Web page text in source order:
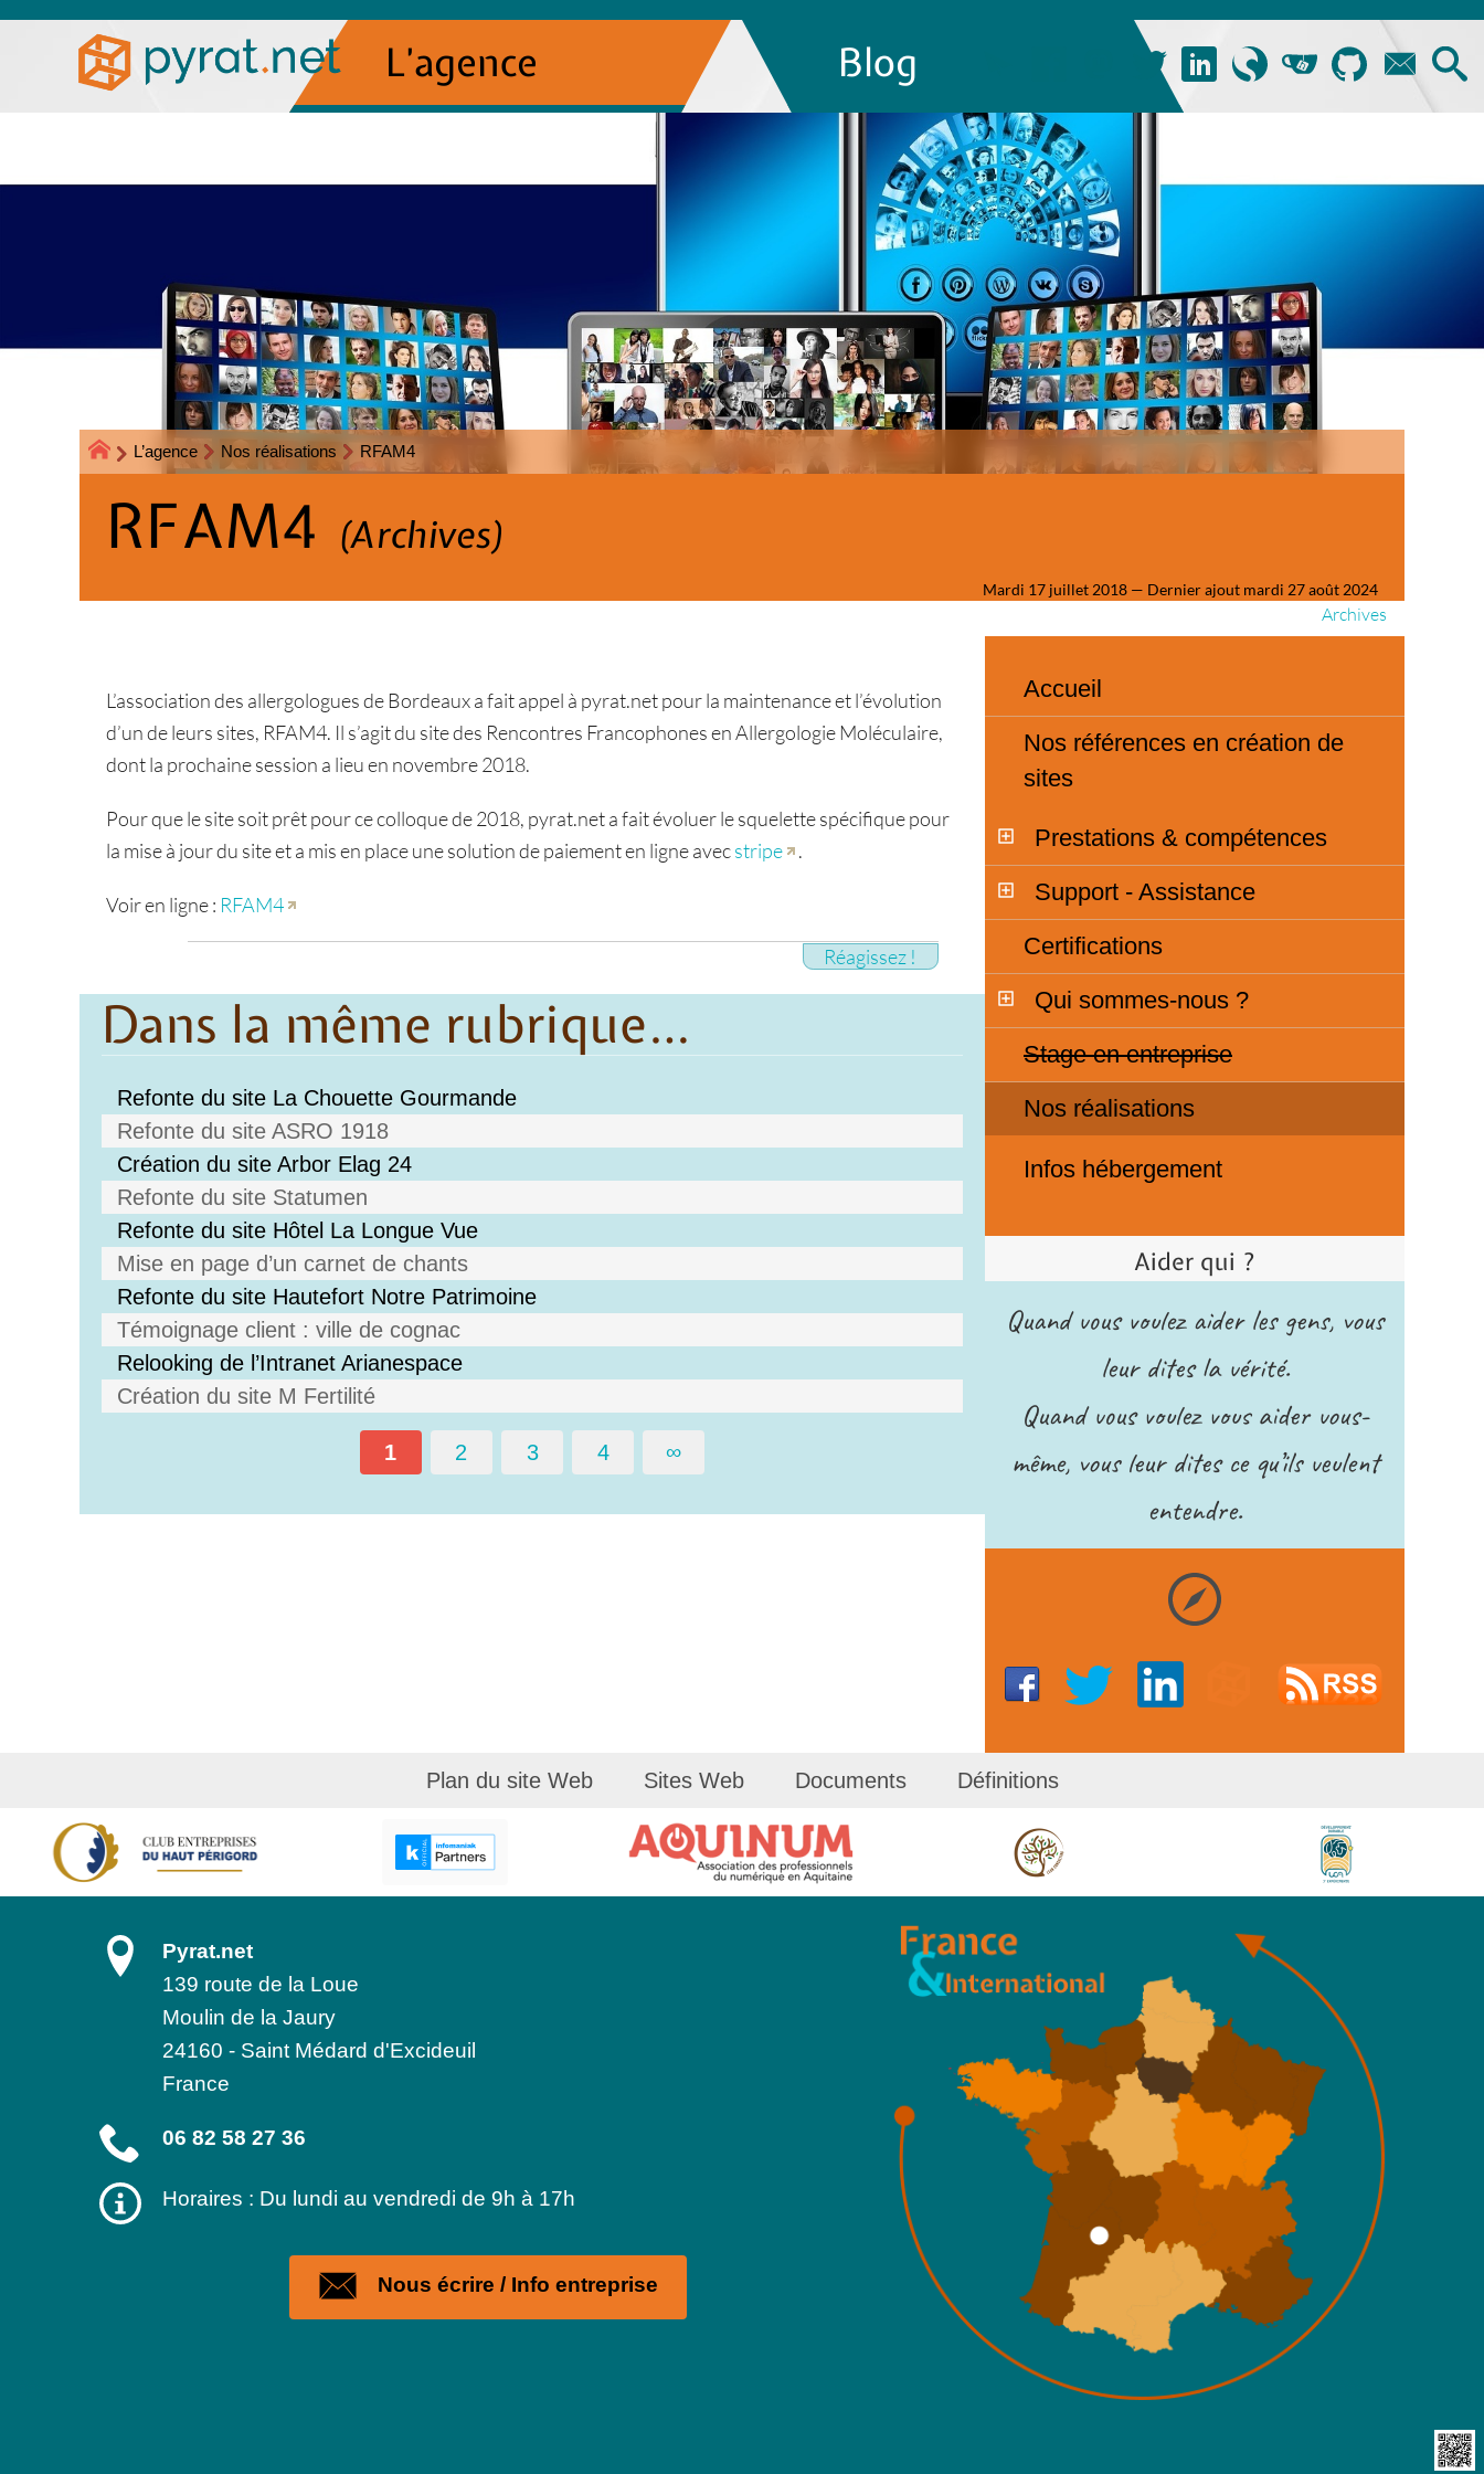
L’agence Blog
L’agence Nos réalisations RFAM4
RFAM4 (Archives)
Mardi 17 juillet 2018 — Dernier ajout mardi 27 août 2024
Archives
L’association des allergologues de Bordeaux a fait appel à pyrat.net pour la maintenance et l’évolution
d’un de leurs sites, RFAM4. Il s’agit du site des Rencontres Francophones en Allergologie Moléculaire,
dont la prochaine session a lieu en novembre 2018.
Pour que le site soit prêt pour ce colloque de 2018, pyrat.net a fait évoluer le squelette spécifique pour
la mise à jour du site et a mis en place une solution de paiement en ligne avecstripe .
Voir en ligne : RFAM4
Réagissez !
Dans la même rubrique…
Refonte du site La Chouette Gourmande
Refonte du site ASRO 1918
Création du site Arbor Elag 24
Refonte du site Statumen
Refonte du site Hôtel La Longue Vue
Mise en page d’un carnet de chants
Refonte du site Hautefort Notre Patrimoine
Témoignage client : ville de cognac
Relooking de l’Intranet Arianespace
Création du site M Fertilité
1 2 3 4 ∞
Accueil
Nos références en création de
sites
Prestations & compétences
Support - Assistance
Certifications
Qui sommes-nous ?
Stage en entreprise
Nos réalisations
Infos hébergement
Aider qui ?
Quand vous voulez aider les gens, vous
leur dites la vérité.
Quand vous voulez vous aider vous-
même, vous leur dites ce qu’ils veulent
entendre.
Plan du site Web Sites Web Documents Définitions
Pyrat.net
139 route de la Loue
Moulin de la Jaury
24160 - Saint Médard d'Excideuil
France
06 82 58 27 36
Horaires : Du lundi au vendredi de 9h à 17h
Nous écrire / Info entreprise